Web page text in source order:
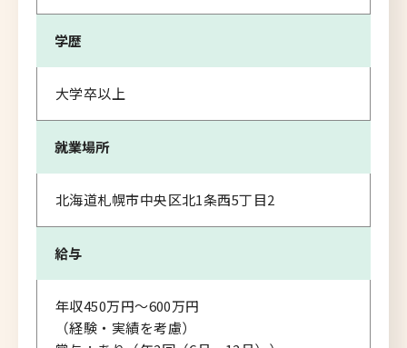
学歴
大学卒以上
就業場所
北海道札幌市中央区北1条西5丁目2
給与
年収450万円～600万円
（経験・実績を考慮）